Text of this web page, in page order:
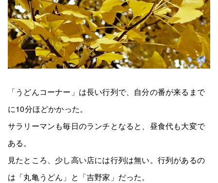
「うどんコーナー」は長い行列で、自分の番が来るまで
に10分ほどかかった。
サラリーマンも毎日のランチとなると、昼食代も大変で
ある。
見たところ、少し高い店には行列は無い。行列があるの
は「丸亀うどん」と「吉野家」だった。